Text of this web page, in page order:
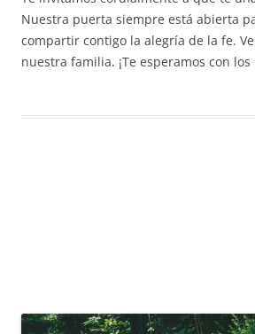
Nuestra puerta siempre está abierta
compartir contigo la alegría de la fe.
nuestra familia. ¡Te esperamos con